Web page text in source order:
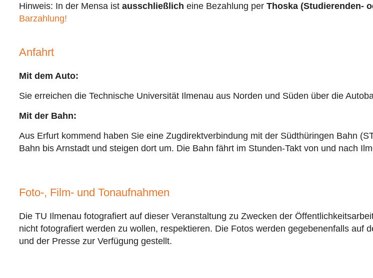
Hinweis: In der Mensa ist ausschließlich eine Bezahlung per Thoska (Studierenden-
Barzahlung!
Anfahrt
Mit dem Auto:
Sie erreichen die Technische Universität Ilmenau aus Norden und Süden über die
Mit der Bahn:
Aus Erfurt kommend haben Sie eine Zugdirektverbindung mit der Südthüringen Bahn
Bahn bis Arnstadt und steigen dort um. Die Bahn fährt im Stunden-Takt von und nach
Foto-, Film- und Tonaufnahmen
Die TU Ilmenau fotografiert auf dieser Veranstaltung zu Zwecken der
nicht fotografiert werden zu wollen, respektieren. Die Fotos werden gegebenenfalls auf
und der Presse zur Verfügung gestellt.